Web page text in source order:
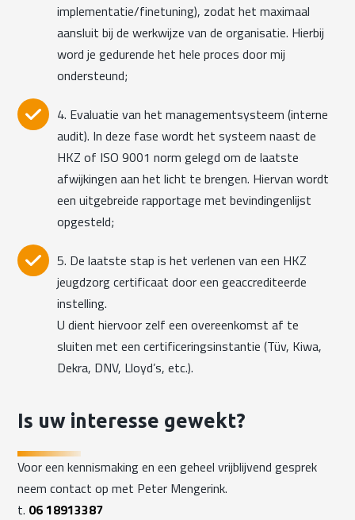
implementatie/finetuning), zodat het maximaal
aansluit bij de werkwijze van de organisatie. Hierbij
word je gedurende het hele proces door mij
ondersteund;
4. Evaluatie van het managementsysteem (interne
audit). In deze fase wordt het systeem naast de
HKZ of ISO 9001 norm gelegd om de laatste
afwijkingen aan het licht te brengen. Hiervan wordt
een uitgebreide rapportage met bevindingenlijst
opgesteld;
5. De laatste stap is het verlenen van een HKZ
jeugdzorg certificaat door een geaccrediteerde
instelling.
U dient hiervoor zelf een overeenkomst af te
sluiten met een certificeringsinstantie (Tüv, Kiwa,
Dekra, DNV, Lloyd’s, etc.).
Is uw interesse gewekt?
Voor een kennismaking en een geheel vrijblijvend gesprek
neem contact op met Peter Mengerink.
t. 06 18913387